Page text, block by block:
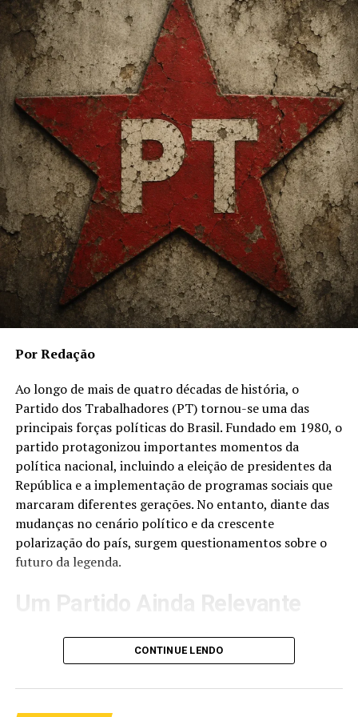
Empresária baiana cria logística de aquisição de jóias
exclusivas em eventos particulares
Por Redação
Ao longo de mais de quatro décadas de história, o
Partido dos Trabalhadores (PT) tornou-se uma das
principais forças políticas do Brasil. Fundado em 1980, o
partido protagonizou importantes momentos da
política nacional, incluindo a eleição de presidentes da
República e a implementação de programas sociais que
marcaram diferentes gerações. No entanto, diante das
mudanças no cenário político e da crescente
polarização do país, surgem questionamentos sobre o
futuro da legenda.
Um Partido Ainda Relevante
Apesar das críticas e desafios enfrentados nos últimos
anos, o PT continua sendo uma das maiores
presença nacional, possui representantes no Congresso
CONTINUE LENDO